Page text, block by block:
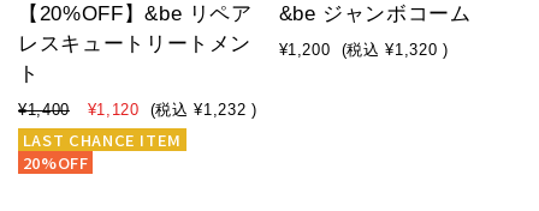
【20%OFF】&be リペア
レスキュートリートメン
ト
¥1,400 ¥1,120 (税込 ¥1,232 )
LAST CHANCE ITEM
20%OFF
&be ジャンボコーム
¥1,200 (税込 ¥1,320 )